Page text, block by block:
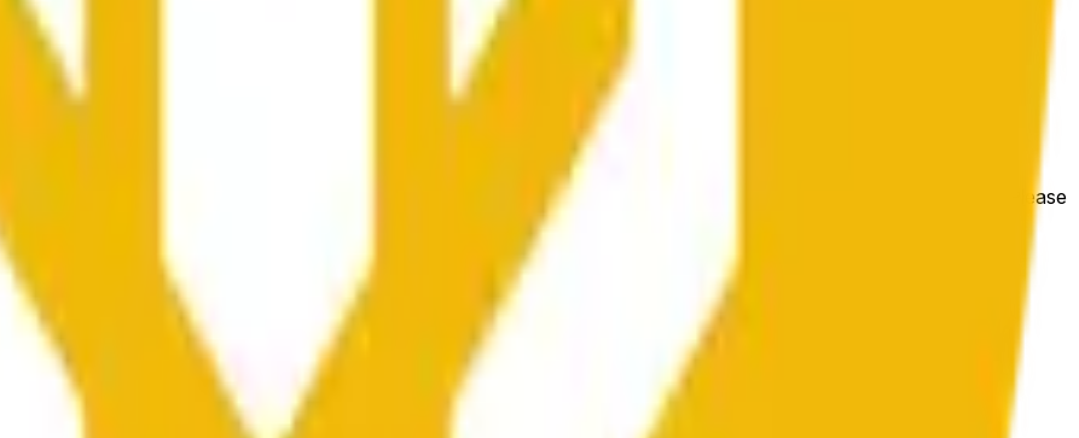
市場全体の状況に影響される可能性があります。
time range specified in the title is greater than or equal to the price at the beginning of that range. Otherwise, it will
from Chainlink, specifically the BNB/USD data stream available at https://data.chain.link/streams/bnb-usd. Please
stream BNB/USD, not according to other sources or spot markets.